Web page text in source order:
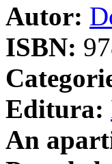
Autor:
ISBN:
Editura:
An